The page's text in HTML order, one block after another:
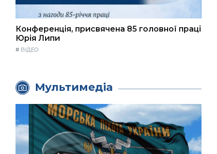
Конференція, присвячена 85 головної праці
Юрія Липи
# ВІДЕО
Мультимедіа